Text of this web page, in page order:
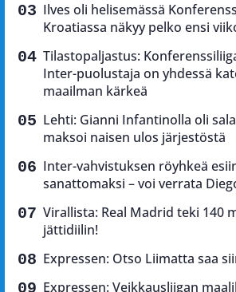
Ilves oli helisemässä
Kroatiassa näkyy pelko ensi
Tilastopaljastus:
Inter-puolustaja on yhdessä
maailman kärkeä
Lehti: Gianni Infantinolla oli
maksoi naisen ulos järjestöstä
Inter-vahvistuksen röyhkeä
sanattomaksi – voi verrata
Virallista: Real Madrid teki 140
jättidiilin!
Expressen: Otso Liimatta saa
Expressen: Veikkausliigan